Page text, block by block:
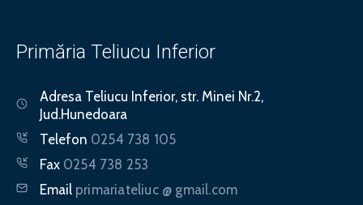
Primăria Teliucu Inferior
Adresa Teliucu Inferior, str. Minei Nr.2,
Jud.Hunedoara
Telefon 0254 738 105
Fax 0254 738 253
Email primariateliuc @ gmail.com